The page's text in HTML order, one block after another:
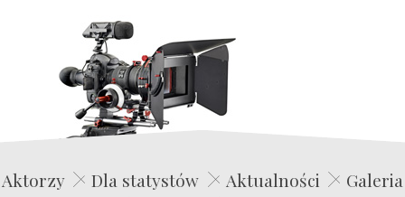
Edwin Film Agencja Aktorska
Aktorzy Dla statystów Aktualności
Galeria